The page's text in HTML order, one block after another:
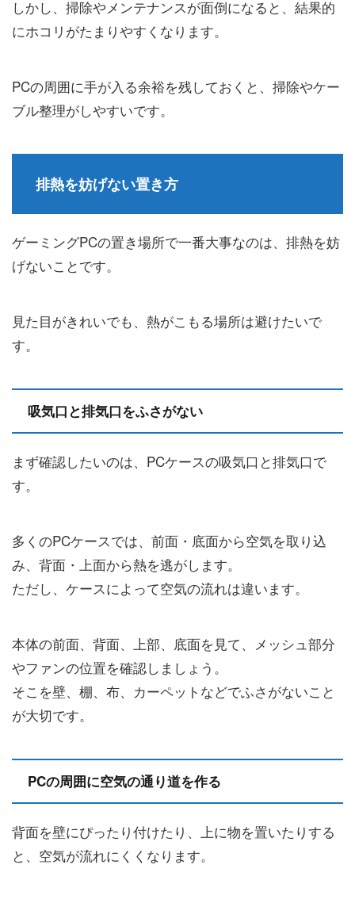
しかし、掃除やメンテナンスが面倒になると、結果的
にホコリがたまりやすくなります。
PCの周囲に手が入る余裕を残しておくと、掃除やケー
ブル整理がしやすいです。
排熱を妨げない置き方
ゲーミングPCの置き場所で一番大事なのは、排熱を妨
げないことです。
見た目がきれいでも、熱がこもる場所は避けたいで
す。
吸気口と排気口をふさがない
まず確認したいのは、PCケースの吸気口と排気口で
す。
多くのPCケースでは、前面・底面から空気を取り込
み、背面・上面から熱を逃がします。
ただし、ケースによって空気の流れは違います。
本体の前面、背面、上部、底面を見て、メッシュ部分
やファンの位置を確認しましょう。
そこを壁、棚、布、カーペットなどでふさがないこと
が大切です。
PCの周囲に空気の通り道を作る
背面を壁にぴったり付けたり、上に物を置いたりする
と、空気が流れにくくなります。